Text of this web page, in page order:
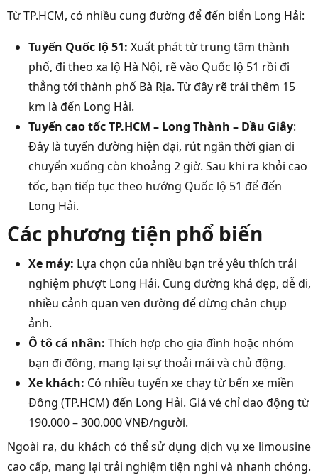
Từ TP.HCM, có nhiều cung đường để đến biển Long Hải:
Tuyến Quốc lộ 51: Xuất phát từ trung tâm thành
phố, đi theo xa lộ Hà Nội, rẽ vào Quốc lộ 51 rồi đi
thẳng tới thành phố Bà Rịa. Từ đây rẽ trái thêm 15
km là đến Long Hải.
Tuyến cao tốc TP.HCM – Long Thành – Dầu Giây:
Đây là tuyến đường hiện đại, rút ngắn thời gian di
chuyển xuống còn khoảng 2 giờ. Sau khi ra khỏi cao
tốc, bạn tiếp tục theo hướng Quốc lộ 51 để đến
Long Hải.
Các phương tiện phổ biến
Xe máy: Lựa chọn của nhiều bạn trẻ yêu thích trải
nghiệm phượt Long Hải. Cung đường khá đẹp, dễ đi,
nhiều cảnh quan ven đường để dừng chân chụp
ảnh.
Ô tô cá nhân: Thích hợp cho gia đình hoặc nhóm
bạn đi đông, mang lại sự thoải mái và chủ động.
Xe khách: Có nhiều tuyến xe chạy từ bến xe miền
Đông (TP.HCM) đến Long Hải. Giá vé chỉ dao động từ
190.000 – 300.000 VNĐ/người.
Ngoài ra, du khách có thể sử dụng dịch vụ xe limousine
cao cấp, mang lại trải nghiệm tiện nghi và nhanh chóng.